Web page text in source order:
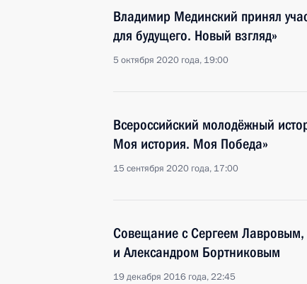
Владимир Мединский принял
для будущего. Новый взгляд»
5 октября 2020 года, 19:00
Всероссийский молодёжный
Моя история. Моя Победа»
15 сентября 2020 года, 17:00
Совещание с Сергеем
и Александром Бортниковым
19 декабря 2016 года, 22:45